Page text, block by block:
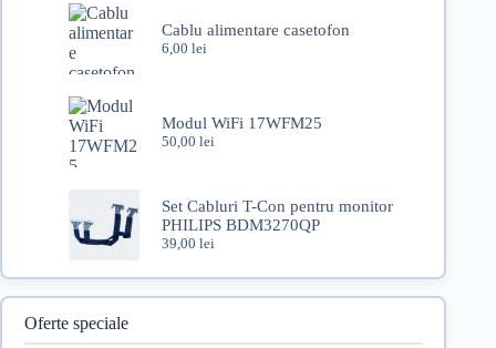
Cablu alimentare casetofon
6,00 lei
Modul WiFi 17WFM25
50,00 lei
Set Cabluri T-Con pentru monitor
PHILIPS BDM3270QP
39,00 lei
Oferte speciale